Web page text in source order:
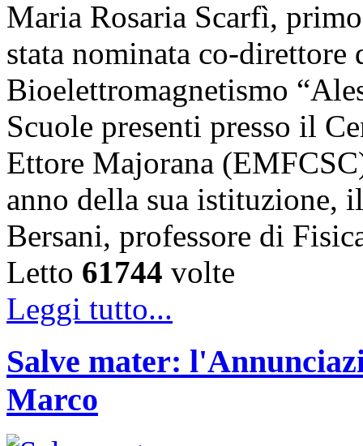
Maria Rosaria Scarfì,
stata nominata co-
Bioelettromagnetismo
Scuole presenti presso il
Ettore Majorana
anno della sua istituzione,
Bersani, professore di
Letto 61744 volte
Leggi tutto...
Salve mater:
Marco